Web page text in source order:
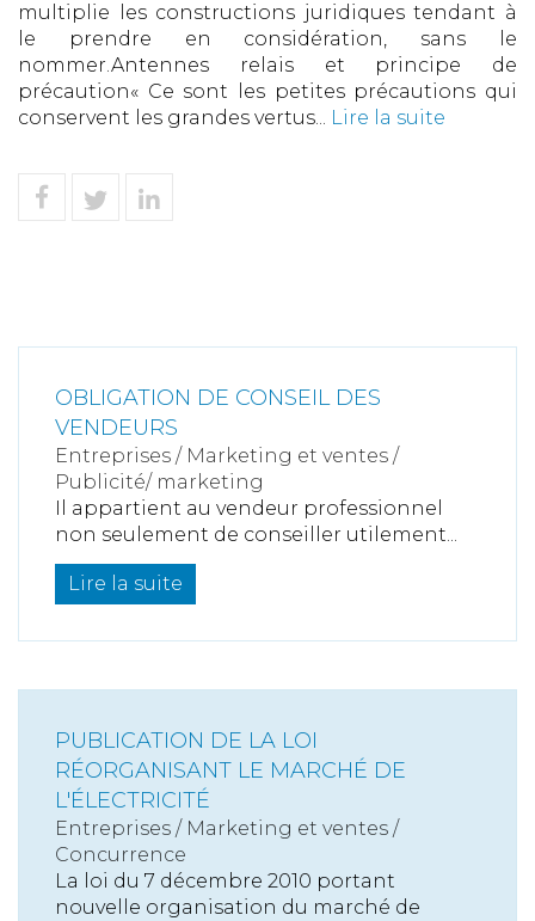
multiplie les constructions juridiques tendant à
le prendre en considération, sans le
nommer.Antennes relais et principe de
précaution« Ce sont les petites précautions qui
conservent les grandes vertus... Lire la suite
OBLIGATION DE CONSEIL DES
VENDEURS
Entreprises / Marketing et ventes /
Publicité/ marketing
Il appartient au vendeur professionnel
non seulement de conseiller utilement...
Lire la suite
PUBLICATION DE LA LOI
RÉORGANISANT LE MARCHÉ DE
L'ÉLECTRICITÉ
Entreprises / Marketing et ventes /
Concurrence
La loi du 7 décembre 2010 portant
nouvelle organisation du marché de